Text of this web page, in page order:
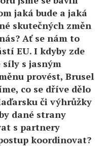
jaká bude a jaká
skutečných změn
Ať se nám to
EU. I kdyby zde
s jasným
provést, Brusel
co se dříve dělo
či výhrůžky
dané strany
s partnery
koordinovat?